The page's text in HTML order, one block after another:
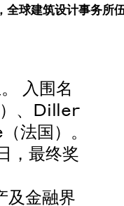
建筑设计事务所伍
入围名
、Diller
国）。
，最终奖
及金融界